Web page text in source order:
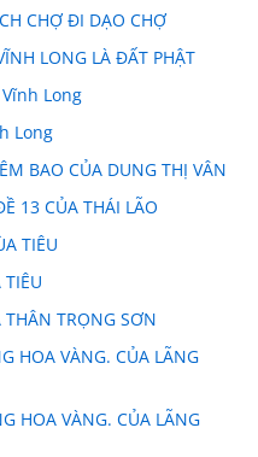
CHỢ ĐI DẠO CHỢ
LONG LÀ ĐẤT PHẬT
Long
Long
BAO CỦA DUNG THỊ VÂN
13 CỦA THÁI LÃO
TIÊU
THÂN TRỌNG SƠN
HOA VÀNG. CỦA LÃNG
HOA VÀNG. CỦA LÃNG